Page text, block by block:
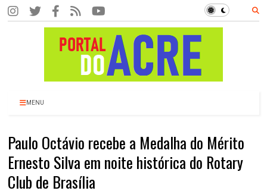
MENU
Paulo Octávio recebe a Medalha do Mérito
Ernesto Silva em noite histórica do Rotary
Club de Brasília